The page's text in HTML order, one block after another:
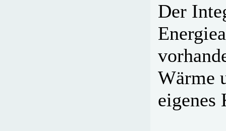
Der
Wärme
eigenes